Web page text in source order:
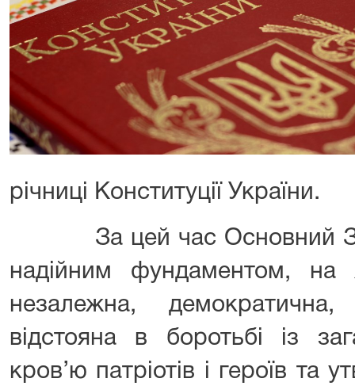
річниці Конституції України.
За цей час Основний
надійним фундаментом, на
незалежна,
відстояна в боротьбі із
кров’ю патріотів і героїв та